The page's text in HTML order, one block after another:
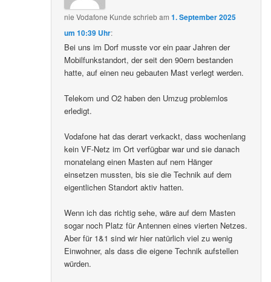
nie Vodafone Kunde schriebam1. September 2025
um 10:39 Uhr:
Bei uns im Dorf musste vor ein paar Jahren der
Mobilfunkstandort, der seit den 90ern bestanden
hatte, auf einen neu gebauten Mast verlegt werden.
Telekom und O2 haben den Umzug problemlos
erledigt.
Vodafone hat das derart verkackt, dass wochenlang
kein VF-Netz im Ort verfügbar war und sie danach
monatelang einen Masten auf nem Hänger
einsetzen mussten, bis sie die Technik auf dem
eigentlichen Standort aktiv hatten.
Wenn ich das richtig sehe, wäre auf dem Masten
sogar noch Platz für Antennen eines vierten Netzes.
Aber für 1&1 sind wir hier natürlich viel zu wenig
Einwohner, als dass die eigene Technik aufstellen
würden.